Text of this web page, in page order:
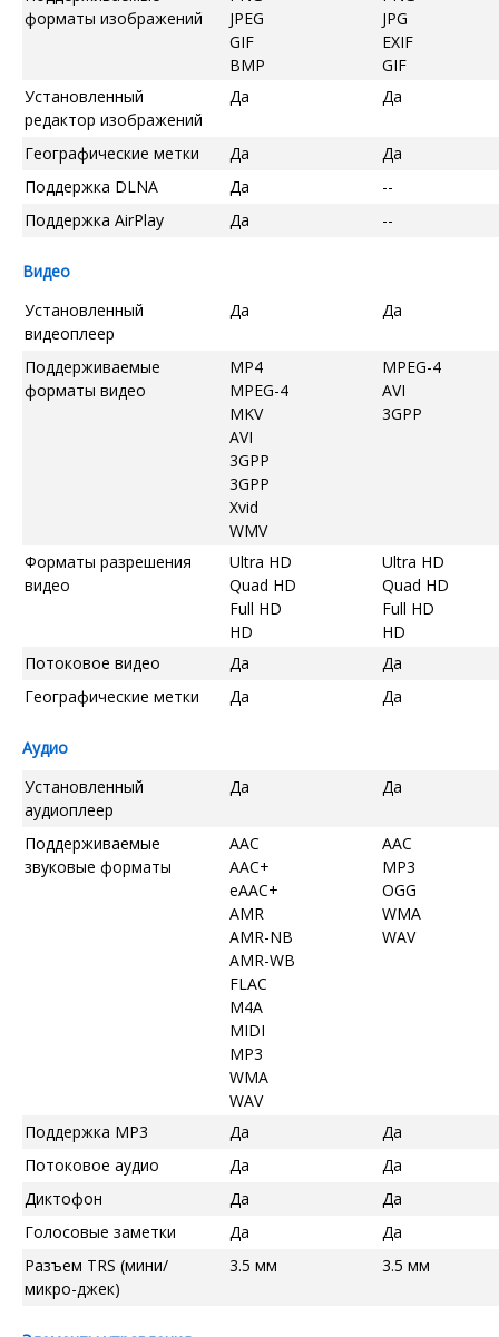
форматы изображений
JPEG
GIF
BMP
JPG
EXIF
GIF
Установленный
редактор изображений
Да Да
Географические метки Да
Да
Поддержка DLNA
Да
--
Поддержка AirPlay
Да --
Видео
Установленный
видеоплеер
Да Да
Поддерживаемые
форматы видео
MP4
MPEG-4
MKV
AVI
3GPP
3GPP
Xvid
WMV
MPEG-4
AVI
3GPP
Форматы разрешения
видео
Ultra HD
Quad HD
Full HD
HD
Ultra HD
Quad HD
Full HD
HD
Потоковое видео
Да
Да
Географические метки
Да Да
Аудио
Установленный
аудиоплеер
Да Да
Поддерживаемые
звуковые форматы
AAC
AAC+
eAAC+
AMR
AMR-NB
AMR-WB
FLAC
M4A
MIDI
MP3
WMA
WAV
AAC
MP3
OGG
WMA
WAV
Поддержка MP3 Да
Да
Потоковое аудио
Да
Да
Диктофон
Да
Да
Голосовые заметки
Да
Да
Разъем TRS (мини/
микро-джек)
3.5 мм 3.5 мм